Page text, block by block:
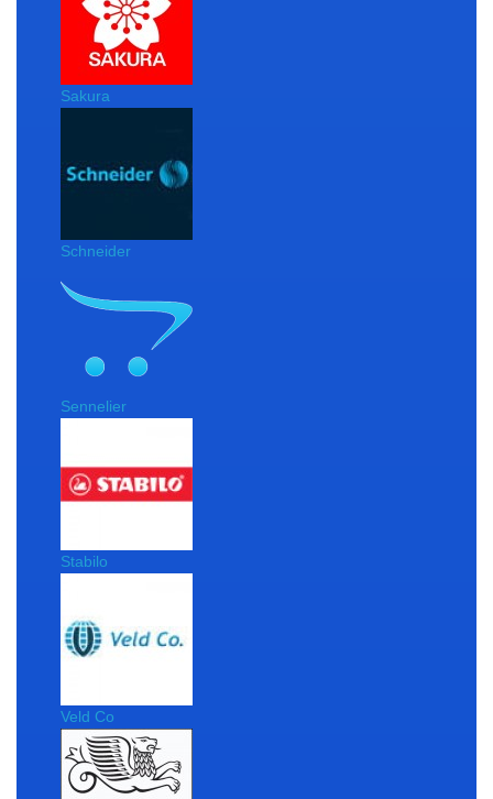
Sakura
Schneider
Sennelier
Stabilo
Veld Co